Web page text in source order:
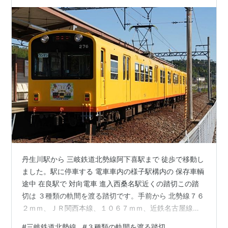
丹生川駅から 三岐鉄道北勢線阿下喜駅まで 徒歩で移動し
ました。駅に停車する 電車車内の様子駅構内の 保存車輌
途中 在良駅で 対向電車 進入西桑名駅近くの踏切この踏
切は ３種類の軌間を渡る踏切です。手前から 北勢線７６
２ｍｍ、ＪＲ関西本線、１０６７ｍｍ、近鉄名古屋線１